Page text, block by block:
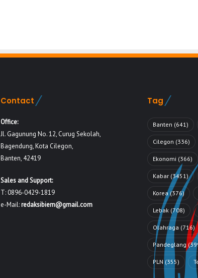
Contact
Office:
Jl. Gagunung No. 12, Curug Sekolah,
Bagendung, Kota Cilegon,
Banten, 42419
Sales and Support:
T: 0896-0429-1819
e-Mail:redaksibiem@gmail.com
Tag
Banten (641)
Cilegon (336)
Ekonomi (366)
Kabar (3451)
Korea (376)
Lebak (708)
Olahraga (716)
Pandeglang
PLN (355)